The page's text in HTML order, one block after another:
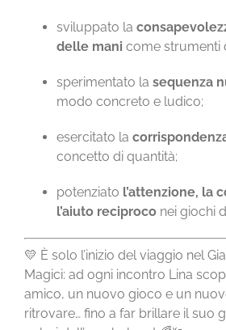
sviluppato la
delle mani come strumenti
sperimentato la sequenza
modo concreto e ludico;
esercitato la
concetto di quantità;
potenziato l’attenzione, la
l’aiuto reciproconei giochi
💛 È solo l’inizio del viaggio nel
Magici: ad ogni incontro Lina
amico, un nuovo gioco e un
ritrovare… fino a far brillare il suo